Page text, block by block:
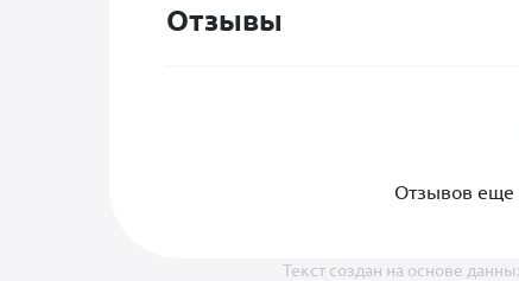
Отзывы
Отзывов еще
Текст создан на основе